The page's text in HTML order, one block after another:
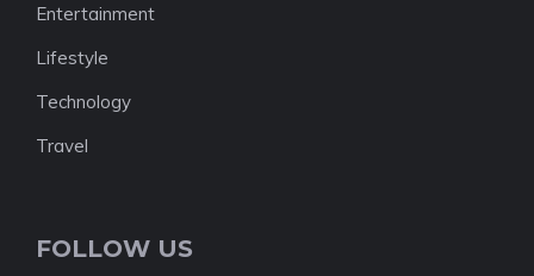
Entertainment
Lifestyle
Technology
Travel
FOLLOW US